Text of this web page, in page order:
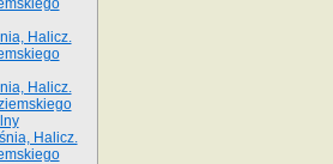
Halicz.
Halicz.
Halicz.